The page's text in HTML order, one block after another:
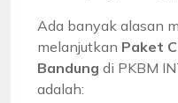
Ada banyak alasan
melanjutkan Paket
Bandung di PKBM
adalah: